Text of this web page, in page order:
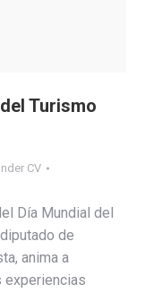
Turismo
CV
Día Mundial del
de
anima a
experiencias